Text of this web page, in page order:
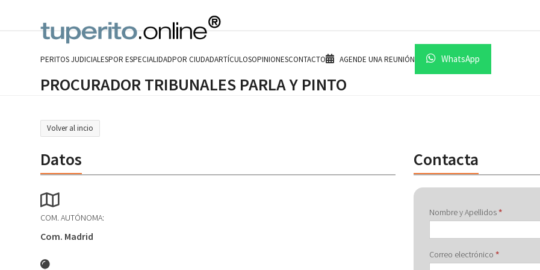
PERITOS JUDICIALESPOR ESPECIALIDADPOR CIUDADARTÍCULOSOPINIONESCONTACTO AGENDE UNA REUNIÓN WhatsApp
PROCURADOR TRIBUNALES PARLA Y PINTO
Volver al incio
Datos
COM. AUTÓNOMA:
Com. Madrid
Contacta
Contactar
con
Nombre y Apellidos*
Correo electrónico *